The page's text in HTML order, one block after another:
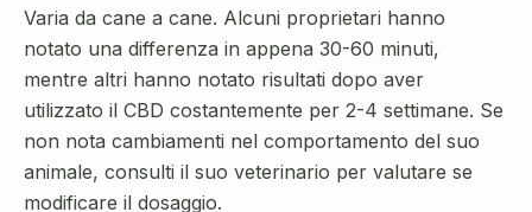
Varia da cane a cane. Alcuni proprietari hanno
notato una differenza in appena 30-60 minuti,
mentre altri hanno notato risultati dopo aver
utilizzato il CBD costantemente per 2-4 settimane. Se
non nota cambiamenti nel comportamento del suo
animale, consulti il suo veterinario per valutare se
modificare il dosaggio.